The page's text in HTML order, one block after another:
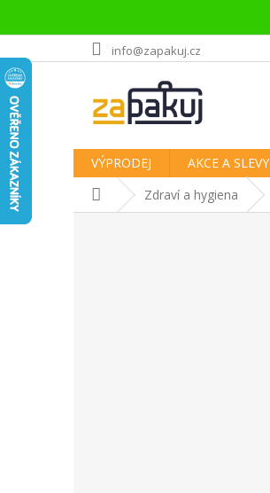
na
obsah
info@zapakuj.cz
VÝPRODEJ AKCE A SLEVY
Domů Zdraví a hygiena